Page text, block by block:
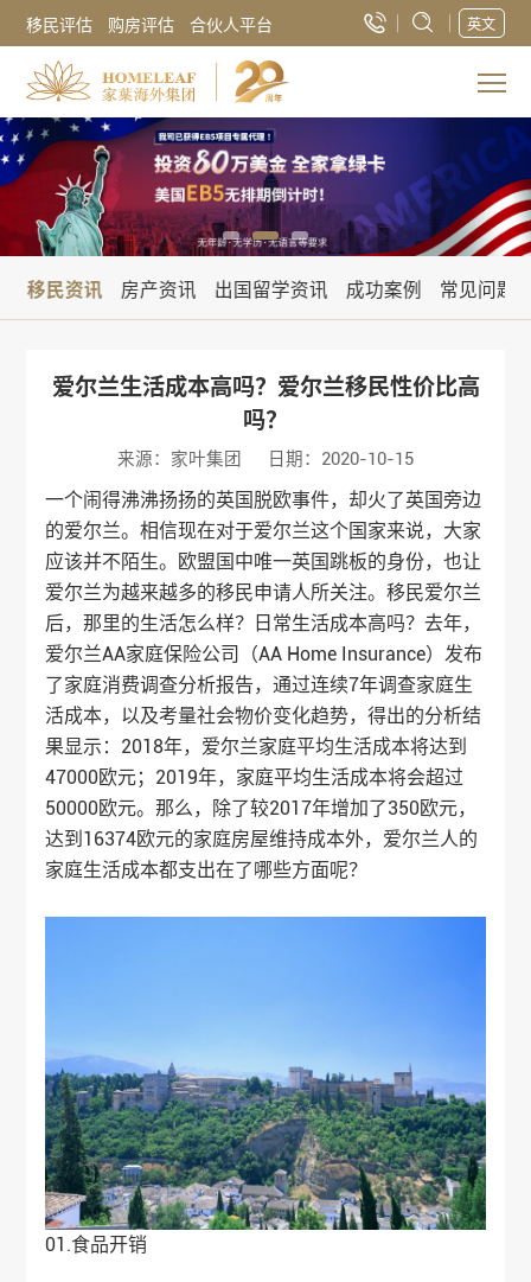
移民评估 购房评估 合伙人平台 英文
移民资讯 房产资讯 出国留学资讯 成功案例 常见问题
爱尔兰生活成本高吗？爱尔兰移民性价比高
吗？
来源：家叶集团 日期：2020-10-15
一个闹得沸沸扬扬的英国脱欧事件，却火了英国旁边
的爱尔兰。相信现在对于爱尔兰这个国家来说，大家
应该并不陌生。欧盟国中唯一英国跳板的身份，也让
爱尔兰为越来越多的移民申请人所关注。移民爱尔兰
后，那里的生活怎么样？日常生活成本高吗？去年，
爱尔兰AA家庭保险公司（AA Home Insurance）发布
了家庭消费调查分析报告，通过连续7年调查家庭生
活成本，以及考量社会物价变化趋势，得出的分析结
果显示：2018年，爱尔兰家庭平均生活成本将达到
47000欧元；2019年，家庭平均生活成本将会超过
50000欧元。那么，除了较2017年增加了350欧元，
达到16374欧元的家庭房屋维持成本外，爱尔兰人的
家庭生活成本都支出在了哪些方面呢？
01.食品开销